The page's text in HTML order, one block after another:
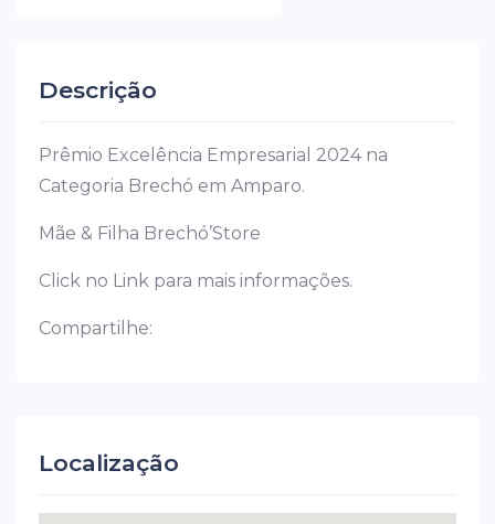
Descrição
Prêmio Excelência Empresarial 2024 na
Categoria Brechó em Amparo.
Mãe & Filha Brechó’Store
Click no Link para mais informações.
Compartilhe:
Localização